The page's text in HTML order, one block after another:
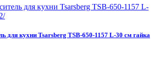
для кухни Tsarsberg TSB-650-1157 L-30 см гайка